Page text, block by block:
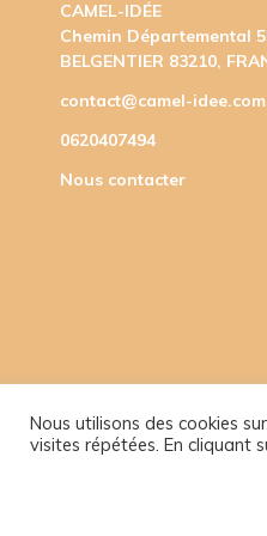
CAMEL-IDÉE
Chemin Départemental
BELGENTIER 83210,
contact@camel-idee.com
0620407494
Nous contacter
Nous utilisons des cookies
visites répétées. En cliquant